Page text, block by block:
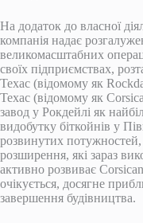
На додаток до власної
компанія надає
великомасштабних
своїх підприємствах,
Техас (відомому як
Техас (відомому як
завод у Рокдейлі як
видобутку біткойнів у
розвинутих
розширення, які зараз
активно розвиває
очікується, досягне
завершення будівництва.